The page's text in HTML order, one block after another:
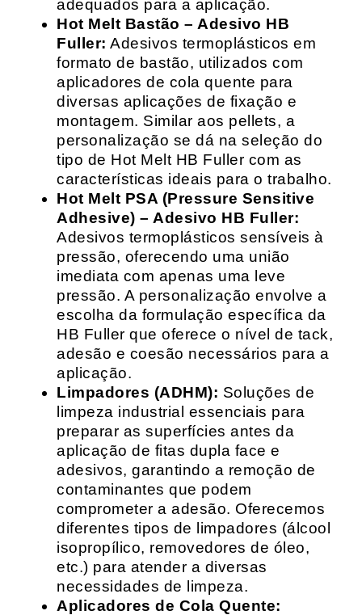
adequados para a aplicação.
Hot Melt Bastão – Adesivo HB
Fuller: Adesivos termoplásticos em
formato de bastão, utilizados com
aplicadores de cola quente para
diversas aplicações de fixação e
montagem. Similar aos pellets, a
personalização se dá na seleção do
tipo de Hot Melt HB Fuller com as
características ideais para o trabalho.
Hot Melt PSA (Pressure Sensitive
Adhesive) – Adesivo HB Fuller:
Adesivos termoplásticos sensíveis à
pressão, oferecendo uma união
imediata com apenas uma leve
pressão. A personalização envolve a
escolha da formulação específica da
HB Fuller que oferece o nível de tack,
adesão e coesão necessários para a
aplicação.
Limpadores (ADHM): Soluções de
limpeza industrial essenciais para
preparar as superfícies antes da
aplicação de fitas dupla face e
adesivos, garantindo a remoção de
contaminantes que podem
comprometer a adesão. Oferecemos
diferentes tipos de limpadores (álcool
isopropílico, removedores de óleo,
etc.) para atender a diversas
necessidades de limpeza.
Aplicadores de Cola Quente: